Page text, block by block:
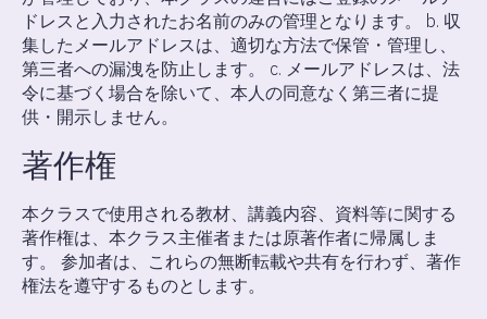
ドレスと入力されたお名前のみの管理となります。 b. 収
集したメールアドレスは、適切な方法で保管・管理し、
第三者への漏洩を防止します。 c. メールアドレスは、法
令に基づく場合を除いて、本人の同意なく第三者に提
供・開示しません。
著作権
本クラスで使用される教材、講義内容、資料等に関する
著作権は、本クラス主催者または原著作者に帰属しま
す。 参加者は、これらの無断転載や共有を行わず、著作
権法を遵守するものとします。